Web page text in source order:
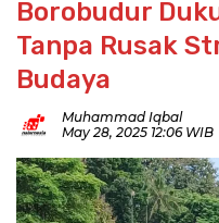
Borobudur
Tanpa Rusak
Budaya
Muhammad Iqbal
May 28, 2025 12:06 WIB